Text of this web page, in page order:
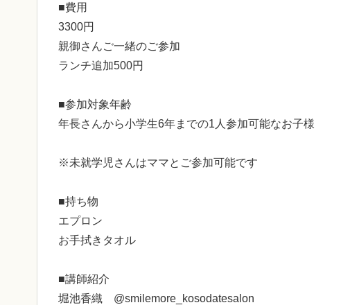
■費用
3300円
親御さんご一緒のご参加
ランチ追加500円
■参加対象年齢
年長さんから小学生6年までの1人参加可能なお子様
※未就学児さんはママとご参加可能です
■持ち物
エプロン
お手拭きタオル
■講師紹介
堀池香織 @smilemore_kosodatesalon